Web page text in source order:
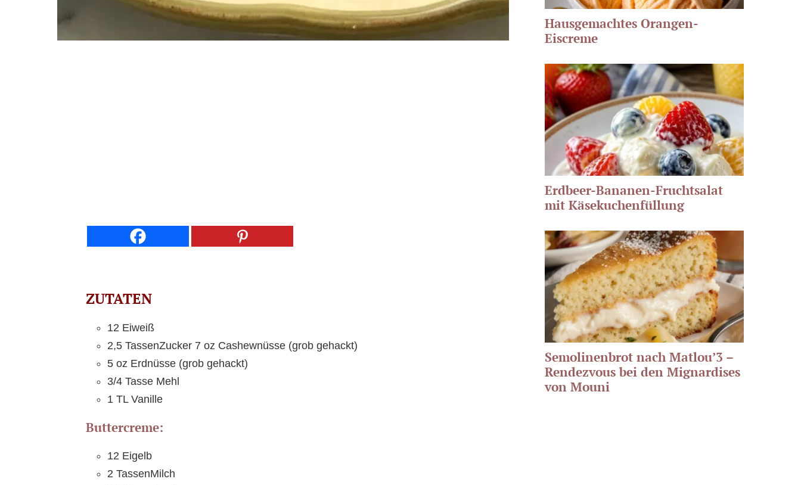
ZUTATEN
12 Eiweiß
2,5 TassenZucker 7 oz Cashewnüsse (grob gehackt)
5 oz Erdnüsse (grob gehackt)
3/4 Tasse Mehl
1 TL Vanille
Buttercreme:
12 Eigelb
2 TassenMilch
Hausgemachtes Orangen-
Eiscreme
Erdbeer-Bananen-Fruchtsalat
mit Käsekuchenfüllung
Semolinenbrot nach Matlou’3 –
Rendezvous bei den Mignardises
von Mouni